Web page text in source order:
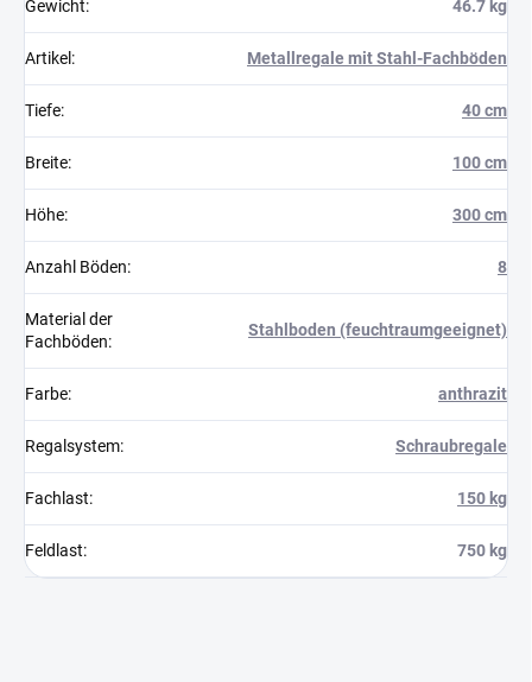
Gewicht: 46.7 kg
Artikel : Metallregale mit Stahl-Fachböden
Tiefe: 40 cm
Breite: 100 cm
Höhe: 300 cm
Anzahl Böden: 8
Material der
Fachböden:
Stahlboden (feuchtraumgeeignet)
Farbe: anthrazit
Regalsystem: Schraubregale
Fachlast: 150 kg
Feldlast: 750 kg